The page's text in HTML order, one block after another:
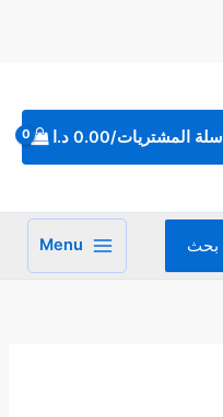
سلة المشتريات/0.00 د.ا
بحث Menu